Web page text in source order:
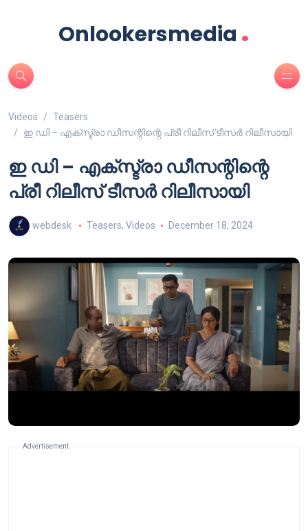
Onlookersmedia .
Videos
Teasers
ഇ ഡി – എക്സ്ട്രാ ഡീസന്റിന്റെ പ്രീ റിലീസ് ടീസർ റിലീസായി
ഇ ഡി – എക്സ്ട്രാ ഡീസന്റിന്റെ
പ്രീ റിലീസ് ടീസർ റിലീസായി
webdesk Teasers, Videos December 18, 2024
Advertisement